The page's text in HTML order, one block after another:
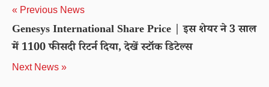
« Previous News
Genesys International Share Price | इस शेयर ने 3 साल
में 1100 फीसदी रिटर्न दिया, देखें स्टॉक डिटेल्स
Next News »